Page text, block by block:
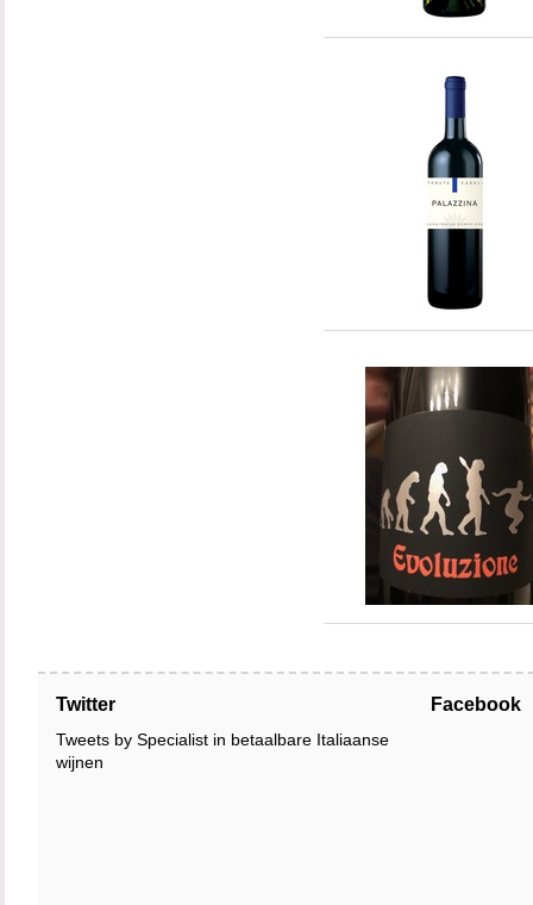
Twitter
Tweets by Specialist in betaalbare Italiaanse
wijnen
Facebook